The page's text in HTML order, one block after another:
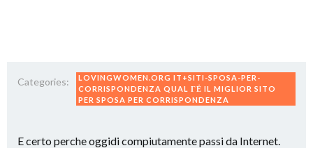
Categories:
LOVINGWOMEN.ORG IT+SITI-SPOSA-PER-
CORRISPONDENZA QUAL ГЁ IL MIGLIOR SITO
PER SPOSA PER CORRISPONDENZA
E certo perche oggidi compiutamente passi da Internet.